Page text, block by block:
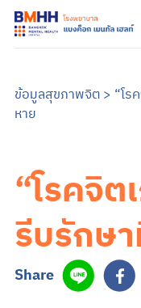
หน้าแรก
เกี่ยวกับเรา
บริการของเรา
บริการสำหรับผู้ป่ว
ศูนย์รักษาโรคซึม
การบำบัด
บริการสำหรับผู้ป่ว
อาการและการรัก
ซึมเศร้า
วิตกกังวล
จิตเภท
อารมณ์สองขั้ว
สมองเสื่อม
ออทิสติก หรือภาว
สมาธิสั้น
โรคแพนิค
ภาวะเครียดหลังเ
ข้อมูลสุขภาพ
ข้อมูลสุขภาพจิต
แบบทดสอบสุขภา
ข่าวสารและบริการ
ข้อมูลสุขภาพจิต> “โร
หาย
“โรคจิต
รีบรักษ
Share